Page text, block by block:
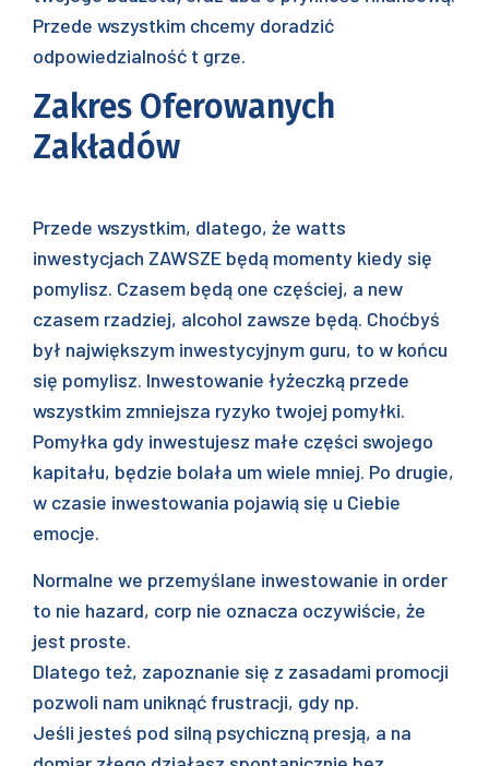
Przede wszystkim chcemy doradzić
odpowiedzialność t grze.
Zakres Oferowanych
Zakładów
Przede wszystkim, dlatego, że watts
inwestycjach ZAWSZE będą momenty kiedy się
pomylisz. Czasem będą one częściej, a new
czasem rzadziej, alcohol zawsze będą. Choćbyś
był największym inwestycyjnym guru, to w końcu
się pomylisz. Inwestowanie łyżeczką przede
wszystkim zmniejsza ryzyko twojej pomyłki.
Pomyłka gdy inwestujesz małe części swojego
kapitału, będzie bolała um wiele mniej. Po drugie,
w czasie inwestowania pojawią się u Ciebie
emocje.
Normalne we przemyślane inwestowanie in order
to nie hazard, corp nie oznacza oczywiście, że
jest proste.
Dlatego też, zapoznanie się z zasadami promocji
pozwoli nam uniknąć frustracji, gdy np.
Jeśli jesteś pod silną psychiczną presją, a na